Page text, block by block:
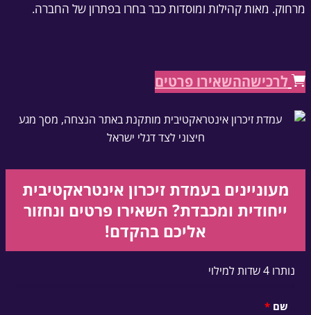
מרחוק. מאות קהילות ומוסדות כבר בחרו בפתרון של החברה.
לרכישההשאירו פרטים
מעוניינים בעמדת זיכרון אינטראקטיבית
ייחודית ומכבדת? השאירו פרטים ונחזור
אליכם בהקדם!
נותרו 4 שדות למילוי
שם